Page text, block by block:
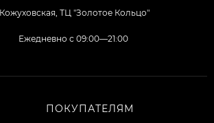
ТЦ "Золотое Кольцо"
Ежедневно с 09:00—21:00
ПОКУПАТЕЛЯМ